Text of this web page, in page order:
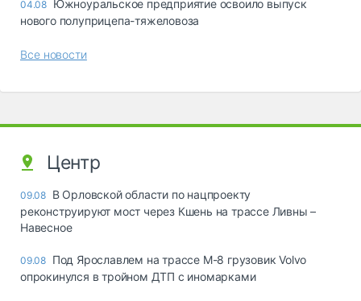
04.08 Южноуральское предприятие освоило выпуск
нового полуприцепа-тяжеловоза
Все новости
Центр
09.08 В Орловской области по нацпроекту
реконструируют мост через Кшень на трассе Ливны –
Навесное
09.08 Под Ярославлем на трассе М-8 грузовик Volvo
опрокинулся в тройном ДТП с иномарками